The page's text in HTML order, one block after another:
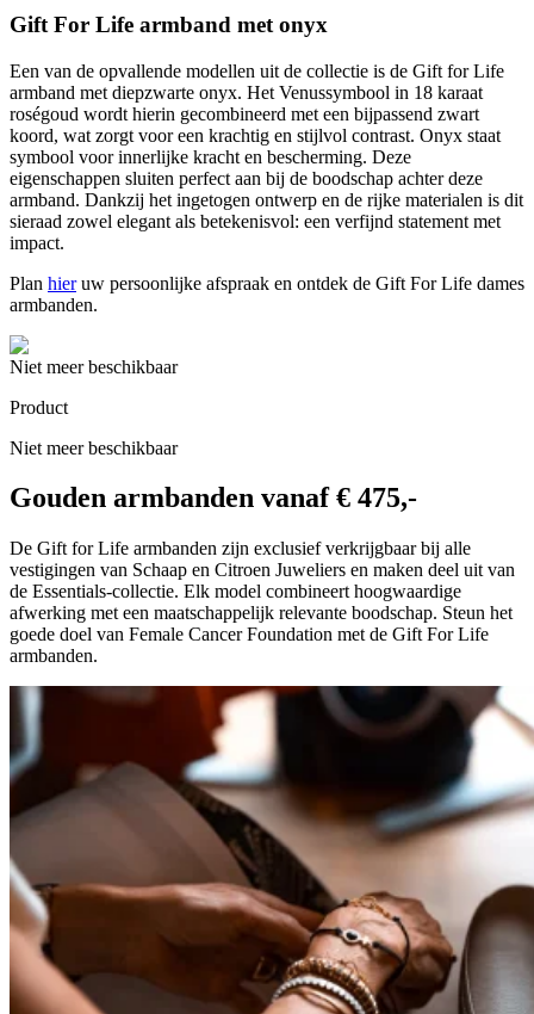
Gift For Life armband met onyx
Een van de opvallende modellen uit de collectie is de Gift for Life
armband met diepzwarte onyx. Het Venussymbool in 18 karaat
roségoud wordt hierin gecombineerd met een bijpassend zwart
koord, wat zorgt voor een krachtig en stijlvol contrast. Onyx staat
symbool voor innerlijke kracht en bescherming. Deze
eigenschappen sluiten perfect aan bij de boodschap achter deze
armband. Dankzij het ingetogen ontwerp en de rijke materialen is dit
sieraad zowel elegant als betekenisvol: een verfijnd statement met
impact.
Plan hieruw persoonlijke afspraak en ontdek de Gift For Life dames
armbanden.
Niet meer beschikbaar
Product
Niet meer beschikbaar
Gouden armbanden vanaf € 475,-
De Gift for Life armbanden zijn exclusief verkrijgbaar bij alle
vestigingen van Schaap en Citroen Juweliers en maken deel uit van
de Essentials-collectie. Elk model combineert hoogwaardige
afwerking met een maatschappelijk relevante boodschap. Steun het
goede doel van Female Cancer Foundation met de Gift For Life
armbanden.